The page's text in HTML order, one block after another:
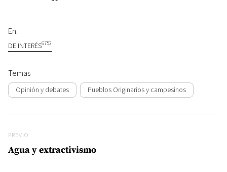
En:
DE INTERÉS6753
Temas
Opinión y debates Pueblos Originarios y campesinos
Previo
PREVIO
Agua y extractivismo